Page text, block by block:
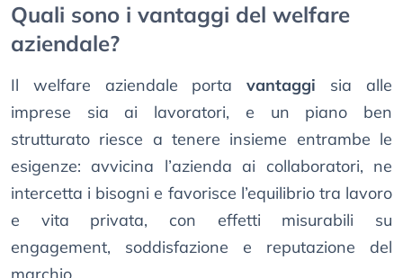
Quali sono i vantaggi del welfare
aziendale?
Il welfare aziendale portavantaggi sia alle
imprese sia ai lavoratori, e un piano ben
strutturato riesce a tenere insieme entrambe le
esigenze: avvicina l’azienda ai collaboratori, ne
intercetta i bisogni e favorisce l’equilibrio tra lavoro
e vita privata, con effetti misurabili su
engagement, soddisfazione e reputazione del